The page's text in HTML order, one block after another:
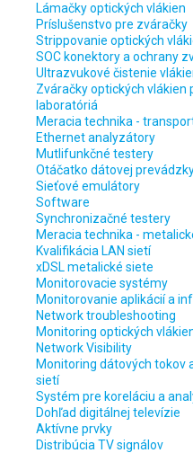
Lámačky optických vlákien
Príslušenstvo pre zváračky
Strippovanie optických
SOC konektory a ochrany
Ultrazvukové čistenie
Zváračky optických vlákien
laboratóriá
Meracia technika -
Ethernet analyzátory
Mutlifunkčné testery
Otáčatko dátovej
Sieťové emulátory
Software
Synchronizačné testery
Meracia technika -
Kvalifikácia LAN sietí
xDSL metalické siete
Monitorovacie systémy
Monitorovanie aplikácií a
Network troubleshooting
Monitoring optických
Network Visibility
Monitoring dátových tokov
sietí
Systém pre koreláciu a
Dohľad digitálnej televízie
Aktívne prvky
Distribúcia TV signálov